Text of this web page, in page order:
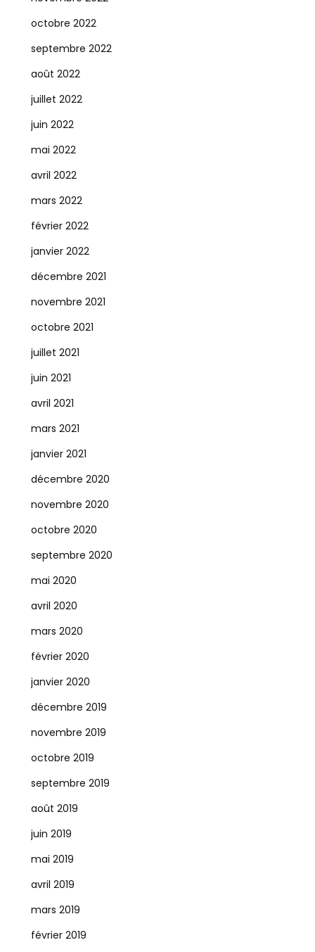
octobre 2022
septembre 2022
août 2022
juillet 2022
juin 2022
mai 2022
avril 2022
mars 2022
février 2022
janvier 2022
décembre 2021
novembre 2021
octobre 2021
juillet 2021
juin 2021
avril 2021
mars 2021
janvier 2021
décembre 2020
novembre 2020
octobre 2020
septembre 2020
mai 2020
avril 2020
mars 2020
février 2020
janvier 2020
décembre 2019
novembre 2019
octobre 2019
septembre 2019
août 2019
juin 2019
mai 2019
avril 2019
mars 2019
février 2019